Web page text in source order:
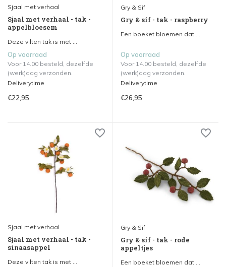
Sjaal met verhaal
Sjaal met verhaal - tak -
appelbloesem
Deze vilten tak is met ...
Op voorraad
Voor 14.00 besteld, dezelfde
(werk)dag verzonden.
Deliverytime
€22,95
Gry & Sif
Gry & sif - tak - raspberry
Een boeket bloemen dat ...
Op voorraad
Voor 14.00 besteld, dezelfde
(werk)dag verzonden.
Deliverytime
€26,95
Sjaal met verhaal
Sjaal met verhaal - tak -
sinaasappel
Deze vilten tak is met ...
Gry & Sif
Gry & sif - tak - rode
appeltjes
Een boeket bloemen dat ...